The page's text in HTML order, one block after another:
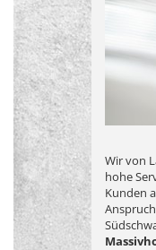
Wir von
hohe
Kunden